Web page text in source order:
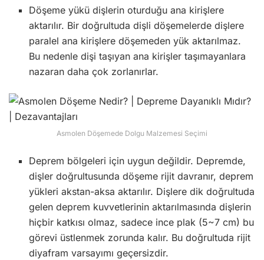
Döşeme yükü dişlerin oturduğu ana kirişlere
aktarılır. Bir doğrultuda dişli döşemelerde dişlere
paralel ana kirişlere döşemeden yük aktarılmaz.
Bu nedenle dişi taşıyan ana kirişler taşımayanlara
nazaran daha çok zorlanırlar.
Asmolen Döşemede Dolgu Malzemesi Seçimi
Deprem bölgeleri için uygun değildir. Depremde,
dişler doğrultusunda döşeme rijit davranır, deprem
yükleri akstan-aksa aktarılır. Dişlere dik doğrultuda
gelen deprem kuvvetlerinin aktarılmasında dişlerin
hiçbir katkısı olmaz, sadece ince plak (5~7 cm) bu
görevi üstlenmek zorunda kalır. Bu doğrultuda rijit
diyafram varsayımı geçersizdir.